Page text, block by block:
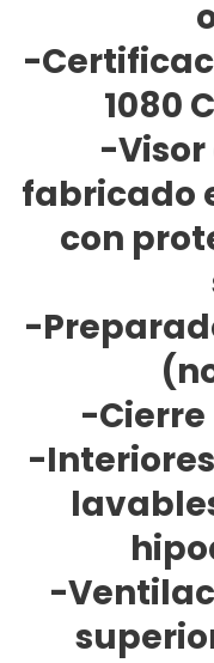
-
1080
-
fabricado
con
-
-
-
-